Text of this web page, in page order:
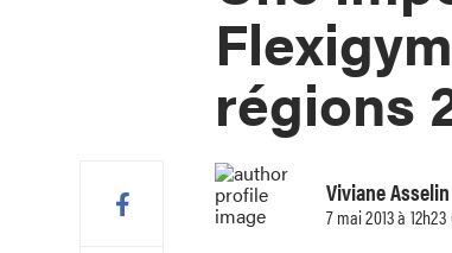
régions
Viviane Asselin
7 mai 2013 à 12h23